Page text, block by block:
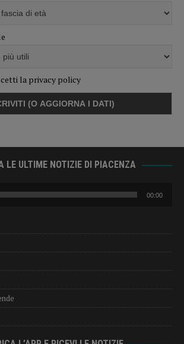
la privacy policy
LE ULTIME NOTIZIE DI PIACENZA
00:00